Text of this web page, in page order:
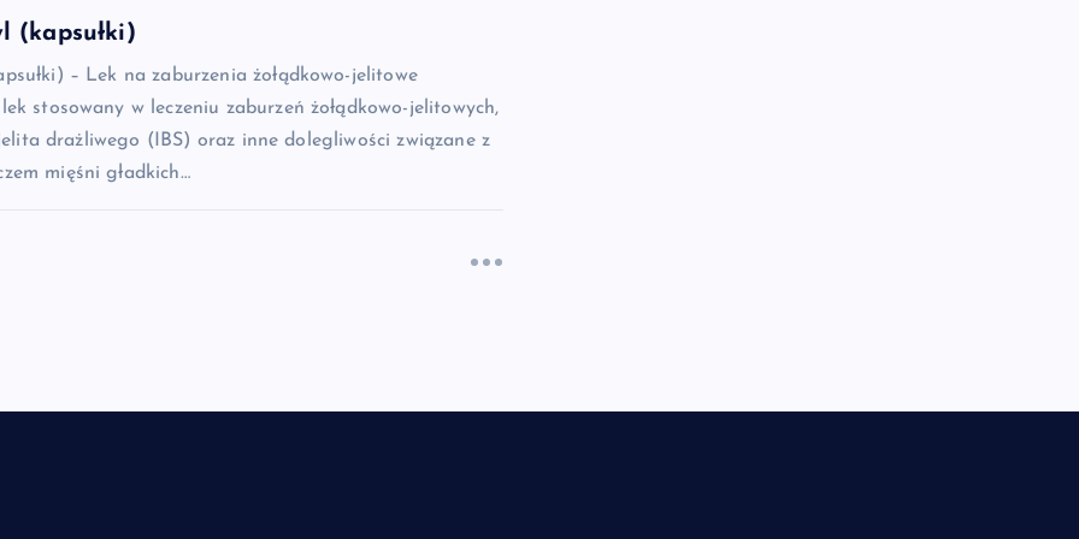
(kapsułki)
– Lek na zaburzenia żołądkowo-jelitowe
stosowany w leczeniu zaburzeń żołądkowo-jelitowych,
drażliwego (IBS) oraz inne dolegliwości związane z
mięśni gładkich…